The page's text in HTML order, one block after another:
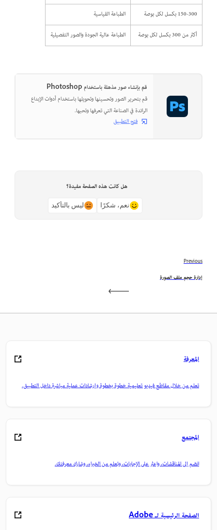
150-300 بكسل لكل بوصة
الطباعة القياسية
أكثر من 300 بكسل لكل بوصة
الطباعة عالية الجودة والصور التفصيلية
قم بإنشاء صور مذهلة باستخدام Photoshop
قم بتحرير الصور وتحسينها وتحويلها باستخدام أدوات الإبداع
الرائدة في الصناعة التي تعرفها وتحبها.
فتح التطبيق
هل كانت هذه الصفحة مفيدة؟
نعم، شكرًا ليس بالتأكيد
Previous
إدارة حجم ملف الصورة
المعرفة
تعلم من خلال مقاطع فيديو تعليمية خطوة بخطوة وإرشادات عملية مباشرة داخل التطبيق.
المجتمع
انضم إلى المناقشات، واعثر على الإجابات، وتعلم من الخبراء، وشارك معرفتك.
الصفحة الرئيسية لـ Adobe